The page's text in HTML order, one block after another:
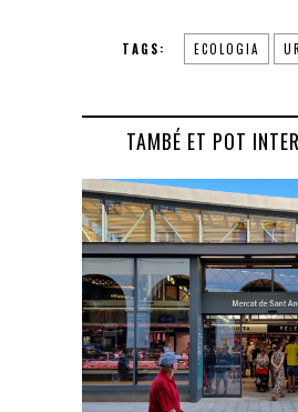
TAGS: ECOLOGIA
TAMBÉ ET POT